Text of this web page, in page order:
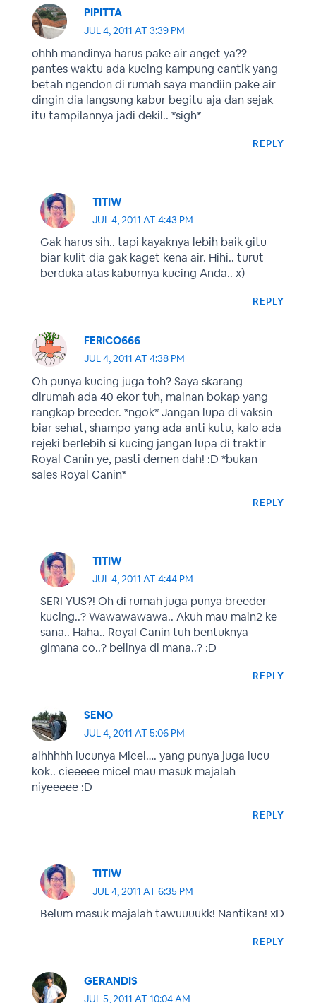
PIPITTA
JUL 4, 2011 AT 3:39 PM
ohhh mandinya harus pake air anget ya??
pantes waktu ada kucing kampung cantik yang
betah ngendon di rumah saya mandiin pake air
dingin dia langsung kabur begitu aja dan sejak
itu tampilannya jadi dekil.. *sigh*
REPLY
TITIW
JUL 4, 2011 AT 4:43 PM
Gak harus sih.. tapi kayaknya lebih baik gitu
biar kulit dia gak kaget kena air. Hihi.. turut
berduka atas kaburnya kucing Anda.. x)
REPLY
FERICO666
JUL 4, 2011 AT 4:38 PM
Oh punya kucing juga toh? Saya skarang
dirumah ada 40 ekor tuh, mainan bokap yang
rangkap breeder. *ngok* Jangan lupa di vaksin
biar sehat, shampo yang ada anti kutu, kalo ada
rejeki berlebih si kucing jangan lupa di traktir
Royal Canin ye, pasti demen dah! :D *bukan
sales Royal Canin*
REPLY
TITIW
JUL 4, 2011 AT 4:44 PM
SERI YUS?! Oh di rumah juga punya breeder
kucing..? Wawawawawa.. Akuh mau main2 ke
sana.. Haha.. Royal Canin tuh bentuknya
gimana co..? belinya di mana..? :D
REPLY
SENO
JUL 4, 2011 AT 5:06 PM
aihhhhh lucunya Micel…. yang punya juga lucu
kok.. cieeeee micel mau masuk majalah
niyeeeee :D
REPLY
TITIW
JUL 4, 2011 AT 6:35 PM
Belum masuk majalah tawuuuukk! Nantikan! xD
REPLY
GERANDIS
JUL 5, 2011 AT 10:04 AM